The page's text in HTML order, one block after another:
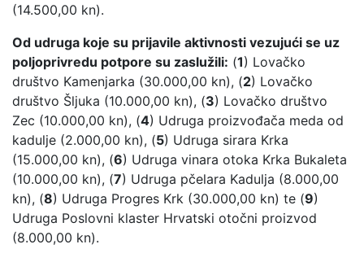
(14.500,00 kn).
Od udruga koje su prijavile aktivnosti vezujući se uz
poljoprivredu potpore su zaslužili: (1) Lovačko
društvo Kamenjarka (30.000,00 kn), (2) Lovačko
društvo Šljuka (10.000,00 kn), (3) Lovačko društvo
Zec (10.000,00 kn), (4) Udruga proizvođača meda od
kadulje (2.000,00 kn), (5) Udruga sirara Krka
(15.000,00 kn), (6) Udruga vinara otoka Krka Bukaleta
(10.000,00 kn), (7) Udruga pčelara Kadulja (8.000,00
kn), (8) Udruga Progres Krk (30.000,00 kn) te (9)
Udruga Poslovni klaster Hrvatski otočni proizvod
(8.000,00 kn).